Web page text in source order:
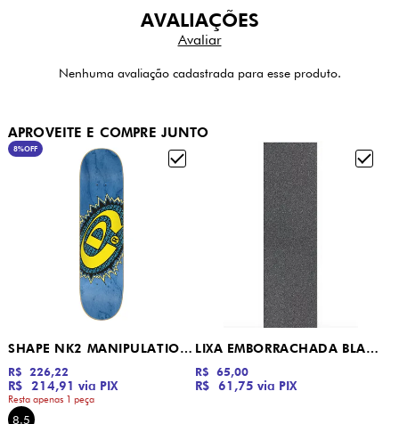
AVALIAÇÕES
Nenhuma avaliação cadastrada para esse produto.
APROVEITE E COMPRE JUNTO
8%OFF
SHAPE NK2 MANIPULATION LOGO DROP DEAD
R$ 214,91 via PIX
R$ 226,22
8.5
Resta apenas 1 peça
LIXA EMBORRACHADA BLACK DROP DEAD
R$ 61,75 via PIX
R$ 65,00